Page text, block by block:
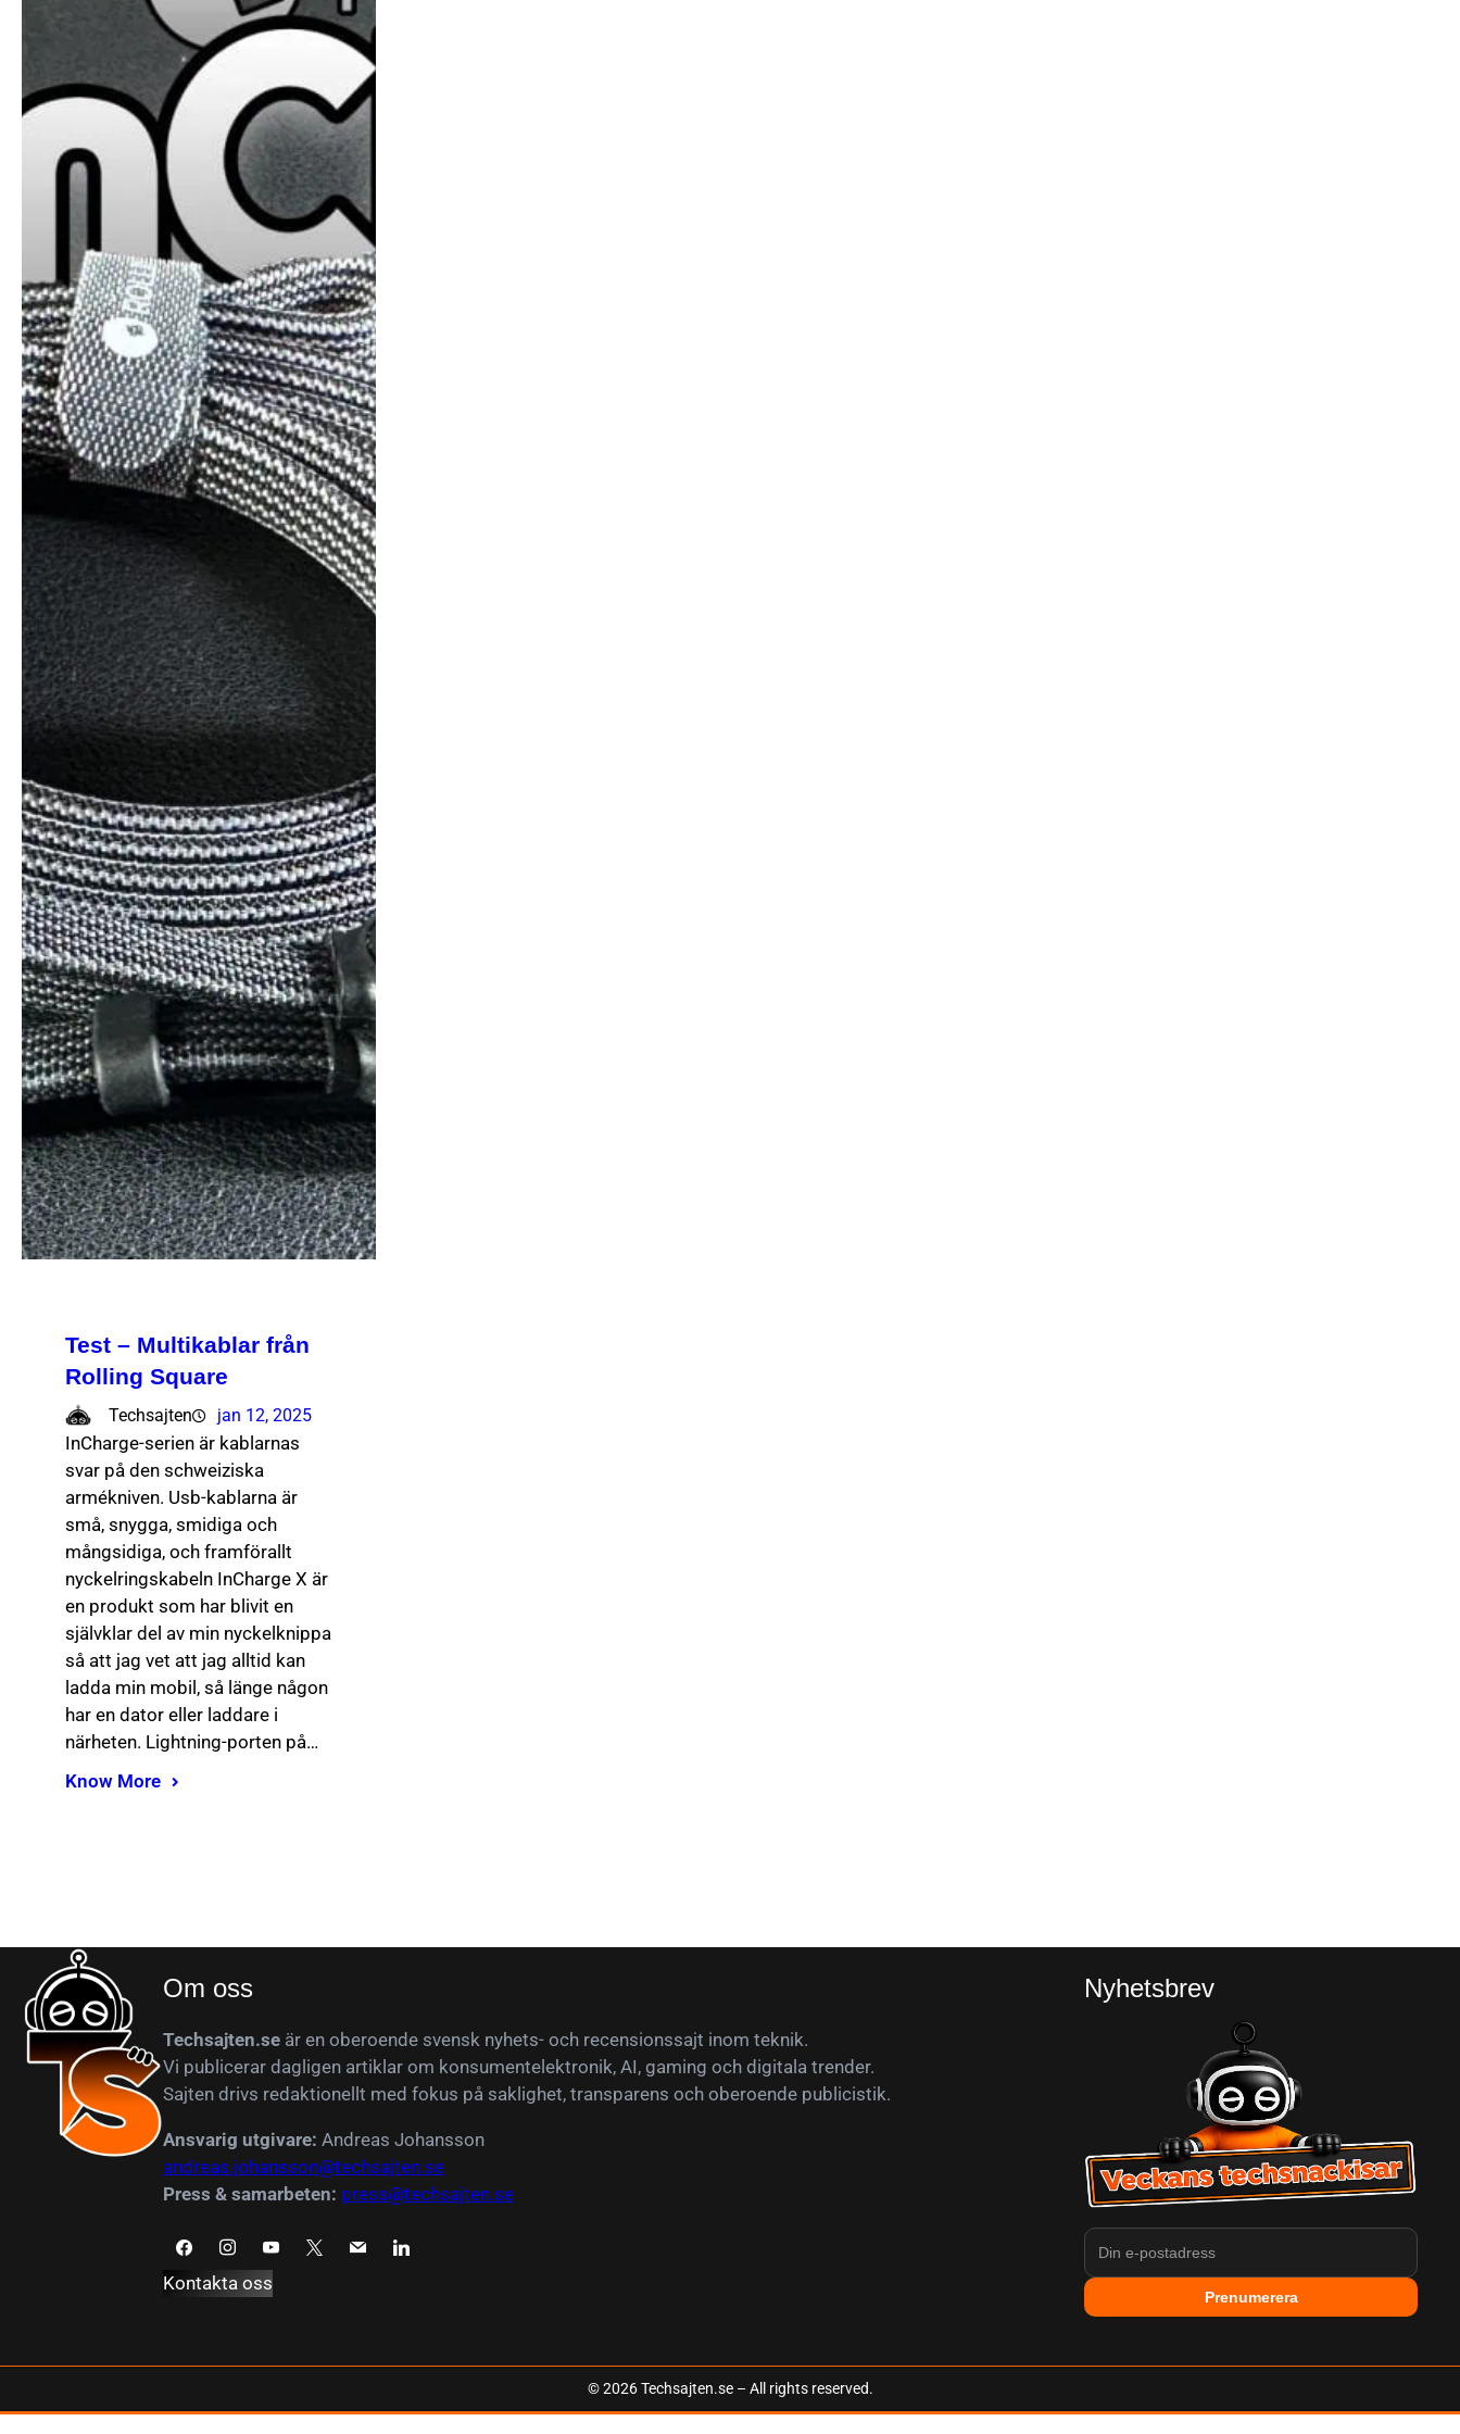
Test – Multikablar från
Rolling Square
Techsajten jan 12, 2025
InCharge-serien är kablarnas
svar på den schweiziska
armékniven. Usb-kablarna är
små, snygga, smidiga och
mångsidiga, och framförallt
nyckelringskabeln InCharge X är
en produkt som har blivit en
självklar del av min nyckelknippa
så att jag vet att jag alltid kan
ladda min mobil, så länge någon
har en dator eller laddare i
närheten. Lightning-porten på…
Know More
Om oss
Techsajten.seär en oberoende svensk nyhets- och recensionssajt inom teknik.
Vi publicerar dagligen artiklar om konsumentelektronik, AI, gaming och digitala trender.
Sajten drivs redaktionellt med fokus på saklighet, transparens och oberoende publicistik.
Ansvarig utgivare: Andreas Johansson
andreas.johansson@techsajten.se
Press & samarbeten: press@techsajten.se
Kontakta oss
Nyhetsbrev
Prenumerera
©2026Techsajten.se – All rights reserved.